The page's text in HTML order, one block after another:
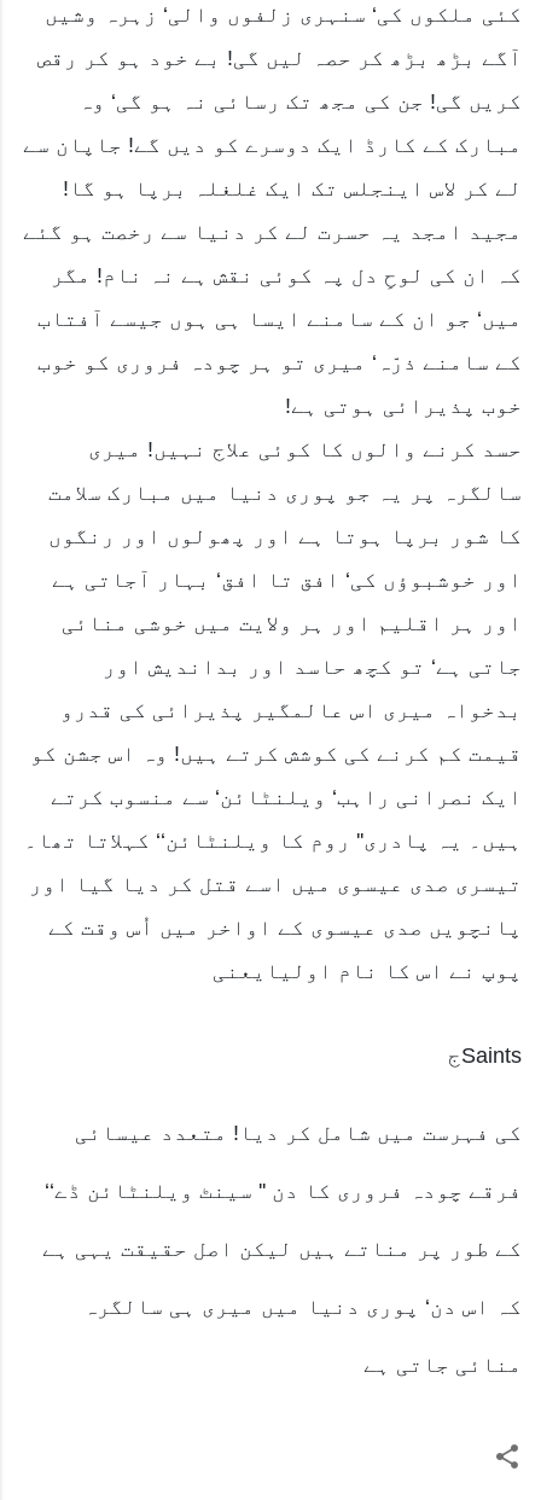
کئی ملکوں کی‘ سنہری زلفوں والی‘ زہرہ وشیں
آگے بڑھ بڑھ کر حصہ لیں گی! بے خود ہو کر رقص
کریں گی! جن کی مجھ تک رسائی نہ ہو گی‘ وہ
مبارک کے کارڈ ایک دوسرے کو دیں گے! جاپان سے
لے کر لاس اینجلس تک ایک غلغلہ برپا ہو گا!
مجید امجد یہ حسرت لے کر دنیا سے رخصت ہو گئے
کہ ان کی لوحِ دل پہ کوئی نقش ہے نہ نام! مگر
میں‘ جو ان کے سامنے ایسا ہی ہوں جیسے آفتاب
کے سامنے ذرّہ‘ میری تو ہر چودہ فروری کو خوب
خوب پذیرائی ہوتی ہے!
حسد کرنے والوں کا کوئی علاج نہیں! میری
سالگرہ پر یہ جو پوری دنیا میں مبارک سلامت
کا شور برپا ہوتا ہے اور پھولوں اور رنگوں
اور خوشبوؤں کی‘ افق تا افق‘ بہار آجاتی ہے
اور ہر اقلیم اور ہر ولایت میں خوشی منائی
جاتی ہے‘ تو کچھ حاسد اور بداندیش اور
بدخواہ میری اس عالمگیر پذیرائی کی قدرو
قیمت کم کرنے کی کوشش کرتے ہیں! وہ اس جشن کو
ایک نصرانی راہب‘ ویلنٹائن‘ سے منسوب کرتے
ہیں۔ یہ پادری'' روم کا ویلنٹائن‘‘ کہلاتا تھا۔
تیسری صدی عیسوی میں اسے قتل کر دیا گیا اور
پانچویں صدی عیسوی کے اواخر میں اُس وقت کے
پوپ نے اس کا نام اولیایعنی
Saintsج
کی فہرست میں شامل کر دیا! متعدد عیسائی
فرقے چودہ فروری کا دن '' سینٹ ویلنٹائن ڈے‘‘
کے طور پر مناتے ہیں لیکن اصل حقیقت یہی ہے
کہ اس دن‘ پوری دنیا میں میری ہی سالگرہ
منائی جاتی ہے